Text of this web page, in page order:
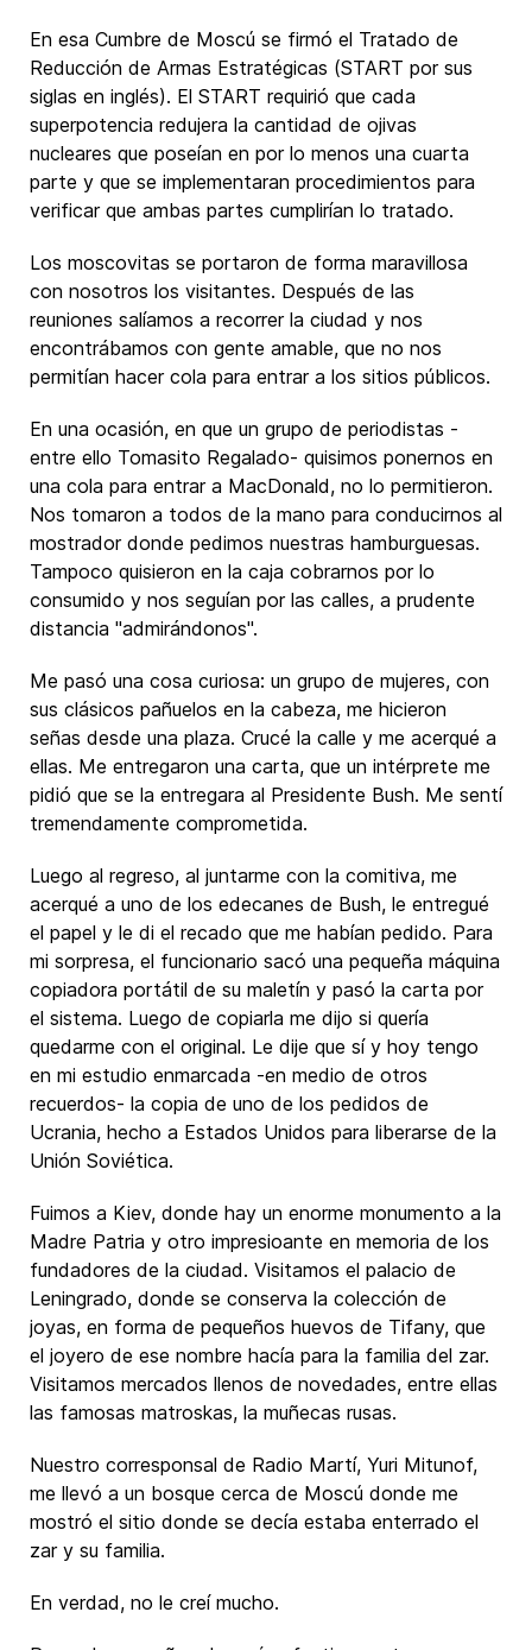
En esa Cumbre de Moscú se firmó el Tratado de
Reducción de Armas Estratégicas (START por sus
siglas en inglés). El START requirió que cada
superpotencia redujera la cantidad de ojivas
nucleares que poseían en por lo menos una cuarta
parte y que se implementaran procedimientos para
verificar que ambas partes cumplirían lo tratado.
Los moscovitas se portaron de forma maravillosa
con nosotros los visitantes. Después de las
reuniones salíamos a recorrer la ciudad y nos
encontrábamos con gente amable, que no nos
permitían hacer cola para entrar a los sitios públicos.
En una ocasión, en que un grupo de periodistas -
entre ello Tomasito Regalado- quisimos ponernos en
una cola para entrar a MacDonald, no lo permitieron.
Nos tomaron a todos de la mano para conducirnos al
mostrador donde pedimos nuestras hamburguesas.
Tampoco quisieron en la caja cobrarnos por lo
consumido y nos seguían por las calles, a prudente
distancia "admirándonos".
Me pasó una cosa curiosa: un grupo de mujeres, con
sus clásicos pañuelos en la cabeza, me hicieron
señas desde una plaza. Crucé la calle y me acerqué a
ellas. Me entregaron una carta, que un intérprete me
pidió que se la entregara al Presidente Bush. Me sentí
tremendamente comprometida.
Luego al regreso, al juntarme con la comitiva, me
acerqué a uno de los edecanes de Bush, le entregué
el papel y le di el recado que me habían pedido. Para
mi sorpresa, el funcionario sacó una pequeña máquina
copiadora portátil de su maletín y pasó la carta por
el sistema. Luego de copiarla me dijo si quería
quedarme con el original. Le dije que sí y hoy tengo
en mi estudio enmarcada -en medio de otros
recuerdos- la copia de uno de los pedidos de
Ucrania, hecho a Estados Unidos para liberarse de la
Unión Soviética.
Fuimos a Kiev, donde hay un enorme monumento a la
Madre Patria y otro impresioante en memoria de los
fundadores de la ciudad. Visitamos el palacio de
Leningrado, donde se conserva la colección de
joyas, en forma de pequeños huevos de Tifany, que
el joyero de ese nombre hacía para la familia del zar.
Visitamos mercados llenos de novedades, entre ellas
las famosas matroskas, la muñecas rusas.
Nuestro corresponsal de Radio Martí, Yuri Mitunof,
me llevó a un bosque cerca de Moscú donde me
mostró el sitio donde se decía estaba enterrado el
zar y su familia.
En verdad, no le creí mucho.